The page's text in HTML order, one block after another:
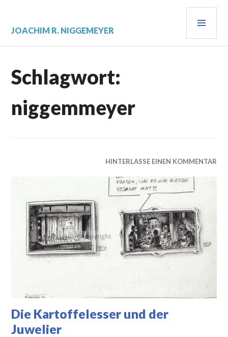
springen
JOACHIM R. NIGGEMEYER
Schlagwort:
niggemmeyer
HINTERLASSE EINEN KOMMENTAR
Die Kartoffelesser und der
Juwelier